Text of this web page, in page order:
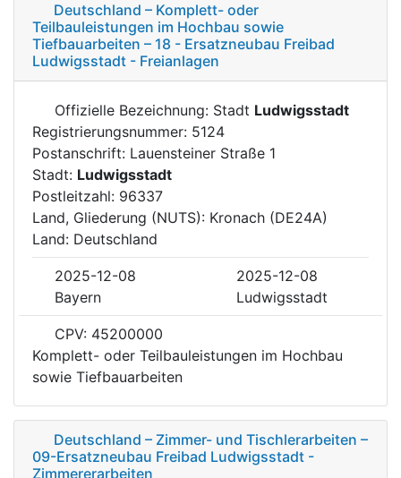
Deutschland – Komplett- oder
Teilbauleistungen im Hochbau sowie
Tiefbauarbeiten – 18 - Ersatzneubau Freibad
Ludwigsstadt - Freianlagen
Offizielle Bezeichnung: Stadt Ludwigsstadt
Registrierungsnummer: 5124
Postanschrift: Lauensteiner Straße 1
Stadt: Ludwigsstadt
Postleitzahl: 96337
Land, Gliederung (NUTS): Kronach (DE24A)
Land: Deutschland
2025-12-08
2025-12-08
Bayern
Ludwigsstadt
CPV: 45200000
Komplett- oder Teilbauleistungen im Hochbau
sowie Tiefbauarbeiten
Deutschland – Zimmer- und Tischlerarbeiten –
09-Ersatzneubau Freibad Ludwigsstadt -
Zimmererarbeiten